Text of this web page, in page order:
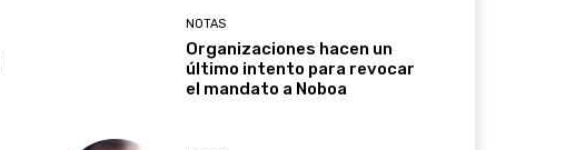
NOTAS
Organizaciones hacen un
último intento para revocar
el mandato a Noboa